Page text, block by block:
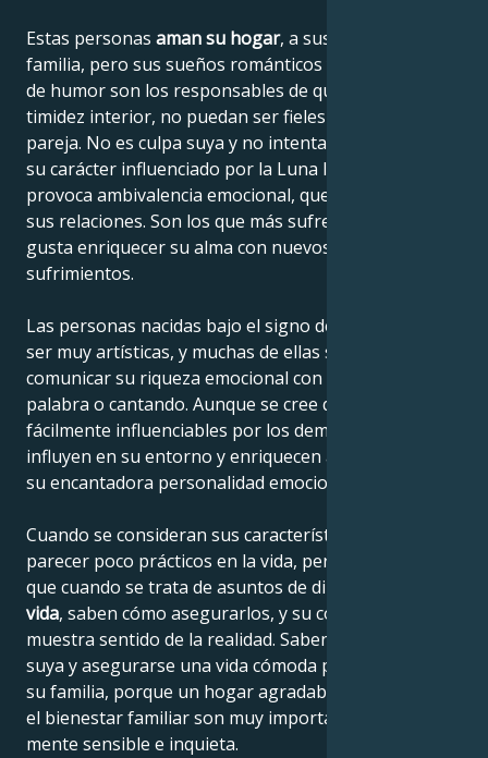
Estas personas aman su hogar, a sus padres y a su
familia, pero sus sueños románticos y sus cambios
de humor son los responsables de que, a pesar de su
timidez interior, no puedan ser fieles a su amada
pareja. No es culpa suya y no intentan ser malos; es
su carácter influenciado por la Luna lo que les
provoca ambivalencia emocional, que se refleja en
sus relaciones. Son los que más sufren por ello y les
gusta enriquecer su alma con nuevos y nuevos
sufrimientos.
Las personas nacidas bajo el signo de Cáncer suelen
ser muy artísticas, y muchas de ellas saben
comunicar su riqueza emocional con un pincel, con la
palabra o cantando. Aunque se cree que son
fácilmente influenciables por los demás, en realidad
influyen en su entorno y enriquecen a los demás con
su encantadora personalidad emocional.
Cuando se consideran sus características, pueden
parecer poco prácticos en la vida, pero la realidad es
que cuando se trata de asuntos de dinero y
vida, saben cómo asegurarlos, y su comportamiento
muestra sentido de la realidad. Saben salirse con la
suya y asegurarse una vida cómoda para ellos y para
su familia, porque un hogar agradable y acogedor y
el bienestar familiar son muy importantes para su
mente sensible e inquieta.